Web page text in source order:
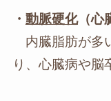
・ 動脈硬化（心
内臓脂肪が多
り、心臓病や脳